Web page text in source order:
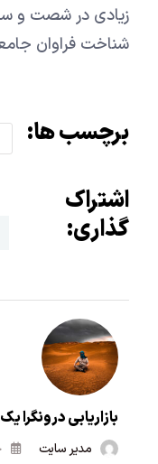
زیادی در شصت و
شناخت فراوان
برچسب ها:
اشتراک
گذاری:
بازاریابی درونگرا
مدیر سایت